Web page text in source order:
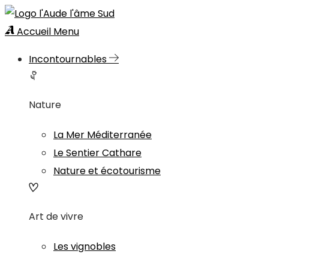
Accueil Menu
Incontournables
Nature
La Mer Méditerranée
Le Sentier Cathare
Nature et écotourisme
Art de vivre
Les vignobles